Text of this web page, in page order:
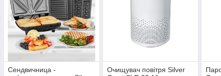
Сендвичница -
Очищувач повітря Silver